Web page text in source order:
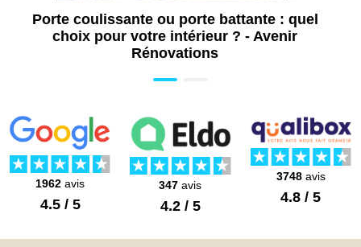
Porte coulissante ou porte battante : quel
choix pour votre intérieur ? - Avenir
Rénovations
1962 avis
4.5 / 5
347 avis
4.2 / 5
3748avis
4.8 / 5